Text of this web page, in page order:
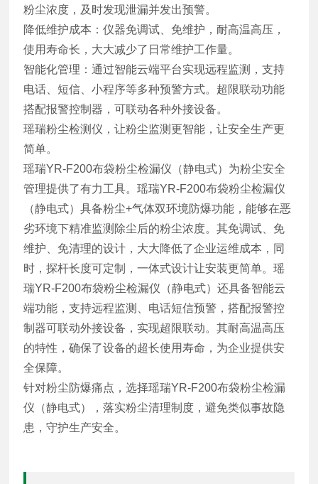
粉尘浓度，及时发现泄漏并发出预警。
降低维护成本：仪器免调试、免维护，耐高温高压，
使用寿命长，大大减少了日常维护工作量。
智能化管理：通过智能云端平台实现远程监测，支持
电话、短信、小程序等多种预警方式。超限联动功能
搭配报警控制器，可联动各种外接设备。
瑶瑞粉尘检测仪，让粉尘监测更智能，让安全生产更
简单。
瑶瑞YR-F200布袋粉尘检漏仪（静电式）为粉尘安全
管理提供了有力工具。瑶瑞YR-F200布袋粉尘检漏仪
（静电式）具备粉尘+气体双环境防爆功能，能够在恶
劣环境下精准监测除尘后的粉尘浓度。其免调试、免
维护、免清理的设计，大大降低了企业运维成本，同
时，探杆长度可定制，一体式设计让安装更简单。瑶
瑞YR-F200布袋粉尘检漏仪（静电式）还具备智能云
端功能，支持远程监测、电话短信预警，搭配报警控
制器可联动外接设备，实现超限联动。其耐高温高压
的特性，确保了设备的超长使用寿命，为企业提供安
全保障。
针对粉尘防爆痛点，选择瑶瑞YR-F200布袋粉尘检漏
仪（静电式），落实粉尘清理制度，避免类似事故隐
患，守护生产安全。